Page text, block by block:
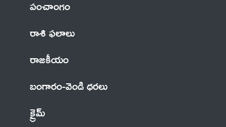
పంచాంగం
రాశి ఫలాలు
రాజకీయం
బంగారం-వెండి ధరలు
క్రైమ్